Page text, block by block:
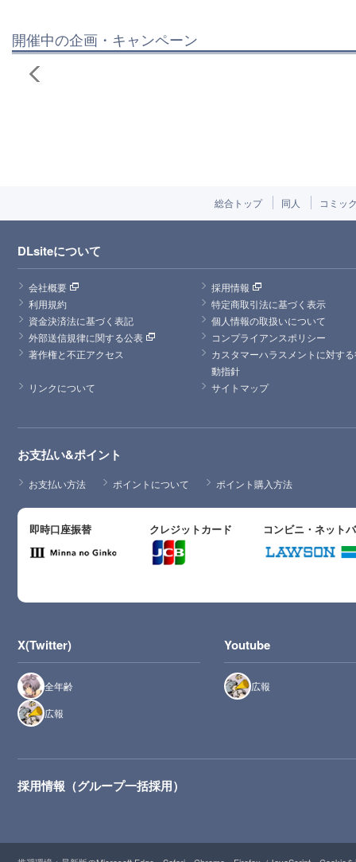
開催中の企画・キャンペーン
総合トップ 同人 コミッ
DLsiteについて
会社概要
採用情報
利用規約
特定商取引法に基づく表示
資金決済法に基づく表記
個人情報の取扱いについて
外部送信規律に関する公表
コンプライアンスポリシー
著作権と不正アクセス
カスタマーハラスメントに対す
動指針
リンクについて
サイトマップ
お支払い&ポイント
お支払い方法 ポイントについて ポイント購入方法
即時口座振替 クレジットカード コンビニ・ネット
X(Twitter)
全年齢
広報
Youtube
広報
採用情報（グループ一括採用）